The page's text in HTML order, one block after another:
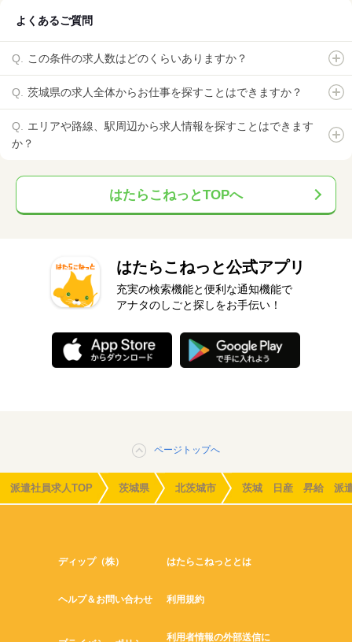
よくあるご質問
この条件の求人数はどのくらいありますか？
茨城県の求人全体からお仕事を探すことはできますか？
エリアや路線、駅周辺から求人情報を探すことはできます
か？
はたらこねっとTOPへ
はたらこねっと公式アプリ
充実の検索機能と便利な通知機能で
アナタのしごと探しをお手伝い！
ページトップへ
派遣社員求人TOP 茨城県 北茨城市 茨城 日産 昇給 派遣
ディップ（株） はたらこねっととは
ヘルプ＆お問い合わせ 利用規約
利用者情報の外部送信に